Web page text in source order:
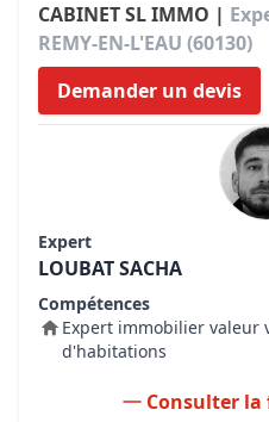
CABINET SL IMMO |
REMY-EN-L'EAU (60130)
Demander un devis
Expert
LOUBAT SACHA
Compétences
Expert immobilier valeur
d'habitations
Consulter la